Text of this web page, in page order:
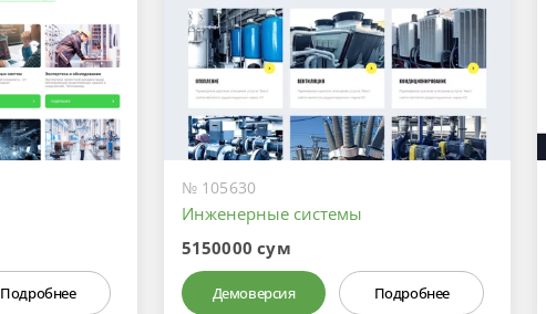
Подробнее
№ 105630
Инженерные системы
5150000 сум
Демоверсия Подробнее